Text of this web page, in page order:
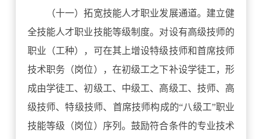
（十一）拓宽技能人才职业发展通道。建立健
全技能人才职业技能等级制度。对设有高级技师的
职业（工种），可在其上增设特级技师和首席技师
技术职务（岗位），在初级工之下补设学徒工，形
成由学徒工、初级工、中级工、高级工、技师、高
级技师、特级技师、首席技师构成的“八级工”职业
技能等级（岗位）序列。鼓励符合条件的专业技术